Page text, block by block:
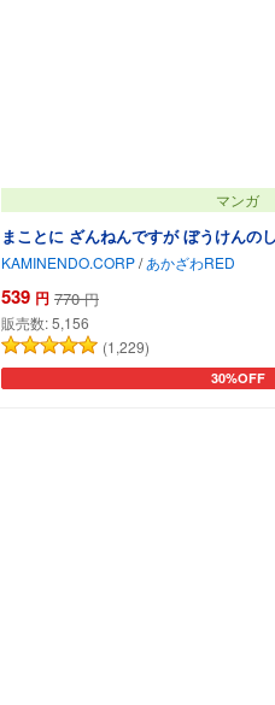
マンガ
まことに ざんねんですが ぼうけんの
KAMINENDO.CORP/ あかざわRED
539 円 770 円
販売数:5,156
(1,229)
30%OFF
カートに追